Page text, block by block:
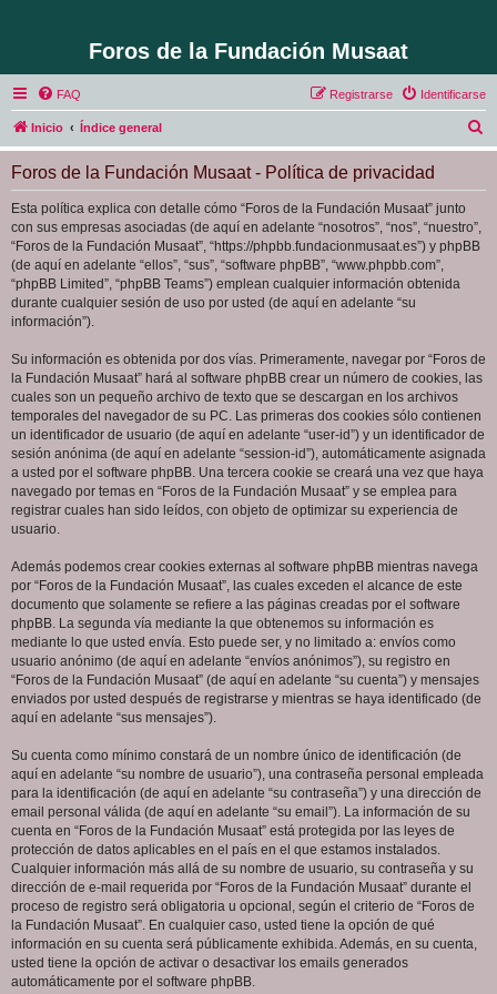
Foros de la Fundación Musaat
FAQ Identificarse
Registrarse
Inicio Índice general
u
Foros de la Fundación Musaat - Política de privacidad
Esta política explica con detalle cómo “Foros de la Fundación Musaat” junto
con sus empresas asociadas (de aquí en adelante “nosotros”, “nos”, “nuestro”,
“Foros de la Fundación Musaat”, “https://phpbb.fundacionmusaat.es”) y phpBB
(de aquí en adelante “ellos”, “sus”, “software phpBB”, “www.phpbb.com”,
“phpBB Limited”, “phpBB Teams”) emplean cualquier información obtenida
durante cualquier sesión de uso por usted (de aquí en adelante “su
información”).
Su información es obtenida por dos vías. Primeramente, navegar por “Foros de
la Fundación Musaat” hará al software phpBB crear un número de cookies, las
cuales son un pequeño archivo de texto que se descargan en los archivos
temporales del navegador de su PC. Las primeras dos cookies sólo contienen
un identificador de usuario (de aquí en adelante “user-id”) y un identificador de
sesión anónima (de aquí en adelante “session-id”), automáticamente asignada
a usted por el software phpBB. Una tercera cookie se creará una vez que haya
navegado por temas en “Foros de la Fundación Musaat” y se emplea para
registrar cuales han sido leídos, con objeto de optimizar su experiencia de
usuario.
Además podemos crear cookies externas al software phpBB mientras navega
por “Foros de la Fundación Musaat”, las cuales exceden el alcance de este
documento que solamente se refiere a las páginas creadas por el software
phpBB. La segunda vía mediante la que obtenemos su información es
mediante lo que usted envía. Esto puede ser, y no limitado a: envíos como
usuario anónimo (de aquí en adelante “envíos anónimos”), su registro en
“Foros de la Fundación Musaat” (de aquí en adelante “su cuenta”) y mensajes
enviados por usted después de registrarse y mientras se haya identificado (de
aquí en adelante “sus mensajes”).
Su cuenta como mínimo constará de un nombre único de identificación (de
aquí en adelante “su nombre de usuario”), una contraseña personal empleada
para la identificación (de aquí en adelante “su contraseña”) y una dirección de
email personal válida (de aquí en adelante “su email”). La información de su
cuenta en “Foros de la Fundación Musaat” está protegida por las leyes de
protección de datos aplicables en el país en el que estamos instalados.
Cualquier información más allá de su nombre de usuario, su contraseña y su
dirección de e-mail requerida por “Foros de la Fundación Musaat” durante el
proceso de registro será obligatoria u opcional, según el criterio de “Foros de
la Fundación Musaat”. En cualquier caso, usted tiene la opción de qué
información en su cuenta será públicamente exhibida. Además, en su cuenta,
usted tiene la opción de activar o desactivar los emails generados
automáticamente por el software phpBB.